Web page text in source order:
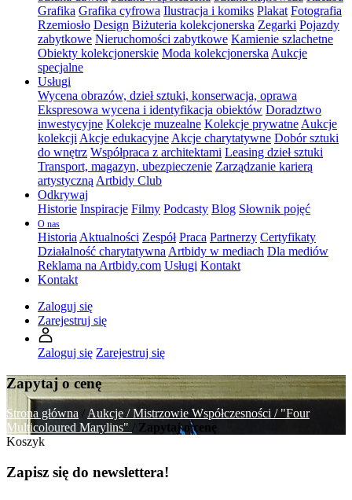
Grafika Grafika cyfrowa Ilustracja i komiks Plakat Fotografia
Rzemiosło Design Biżuteria kolekcjonerska Zegarki Pojazdy
zabytkowe Nieruchomości zabytkowe Kamienie szlachetne
Obiekty kolekcjonerskie Moda kolekcjonerska Aukcje
specjalne
Usługi
Wycena obrazów, dzieł sztuki, konserwacja, oprawa
Ekspresowa wycena i identyfikacja obiektów Doradztwo
inwestycyjne Kolekcje muzealne Kolekcje prywatne Aukcje
kolekcji Akcje edukacyjne Akcje charytatywne Dobór sztuki
do wnętrz Współpraca z architektami Leasing dzieł sztuki
Transport, magazyn, ubezpieczenie Zarządzanie karierą
artystyczną Artbidy Club
Odkrywaj
Historie Inspiracje Filmy Podcasty Blog Słownik pojęć
O nas
Historia Aktualności Zespół Praca Partnerzy Certyfikaty
Działalność charytatywna Artbidy w mediach Dla mediów
Reklama na Artbidy.com Usługi Kontakt
Kontakt
Zaloguj się
Zarejestruj się
Zaloguj się Zarejestruj się
Zapytaj o cenę
Strona główna / Aukcje /Mistrzowie Współczesności / "Four
Multicoloured Marylins" / Zapytaj o cenę
Koszyk
Zapisz się do newslettera!